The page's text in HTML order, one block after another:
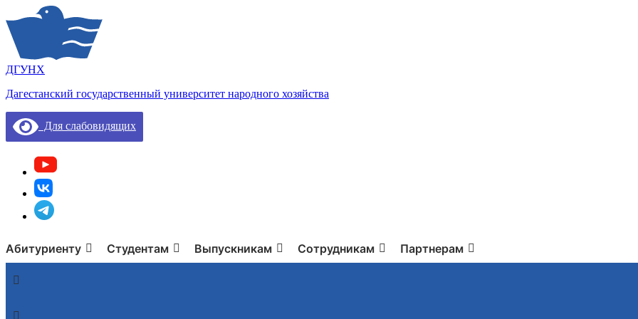
ДГУНХ
Дагестанский государственный университет народного хозяйства
Для слабовидящих
Абитуриенту Студентам Выпускникам Сотрудникам Партнерам